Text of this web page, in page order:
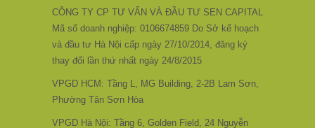
CÔNG TY CP TƯ VẤN VÀ ĐẦU TƯ SEN CAPITAL
Mã số doanh nghiệp: 0106674859 Do Sở kế hoạch
và đầu tư Hà Nội cấp ngày 27/10/2014, đăng ký
thay đổi lần thứ nhất ngày 24/8/2015
VPGD HCM: Tầng L, MG Building, 2-2B Lam Sơn,
Phường Tân Sơn Hòa
VPGD Hà Nội: Tầng 6, Golden Field, 24 Nguyễn